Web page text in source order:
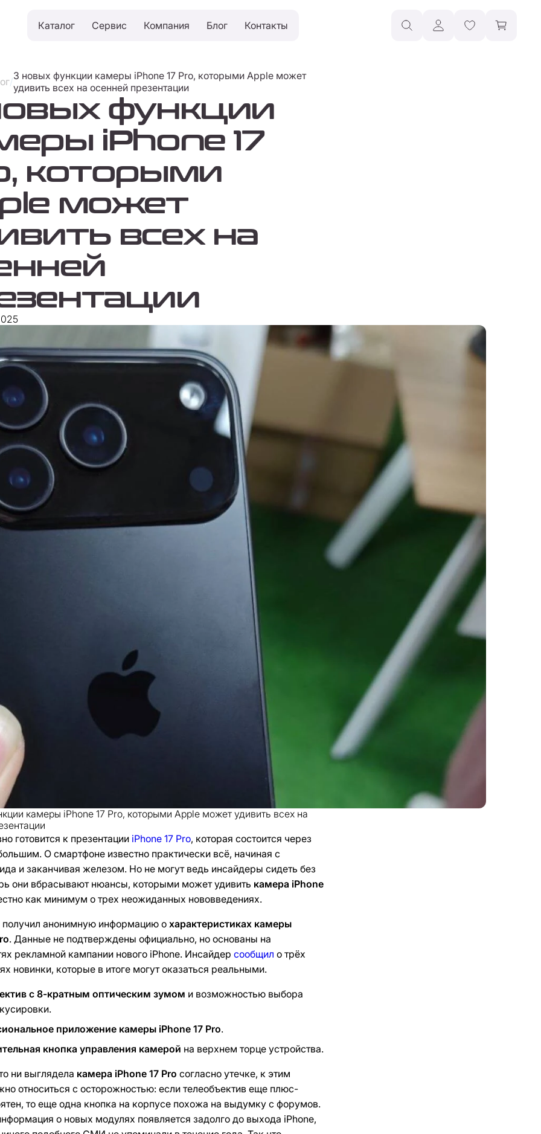
Каталог Сервис Компания Блог Контакты
/3 новых функции камеры iPhone 17 Pro, которыми Apple может
удивить всех на осенней презентации
функции
iPhone 17
которыми
может
всех на
камеры iPhone 17 Pro, которыми Apple может удивить всех на
готовится к презентации iPhone 17 Pro, которая состоится через
О смартфоне известно практически всё, начиная с
и заканчивая железом. Но не могут ведь инсайдеры сидеть без
они вбрасывают нюансы, которыми может удивить камера iPhone
как минимум о трех неожиданных нововведениях.
получил анонимную информацию о характеристиках камеры
. Данные не подтверждены официально, но основаны на
рекламной кампании нового iPhone. Инсайдер сообщил о трёх
новинки, которые в итоге могут оказаться реальными.
с 8-кратным оптическим зумом и возможностью выбора
приложение камеры iPhone 17 Pro.
кнопка управления камерой на верхнем торце устройства.
ни выглядела камера iPhone 17 Pro согласно утечке, к этим
относиться с осторожностью: если телеобъектив еще плюс-
то еще одна кнопка на корпусе похожа на выдумку с форумов.
о новых модулях появляется задолго до выхода iPhone,